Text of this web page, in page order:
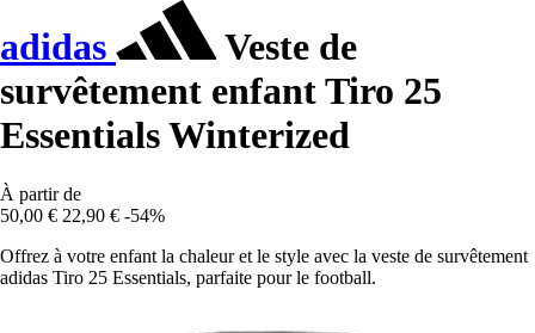
adidas
Veste de
survêtement enfant Tiro 25
Essentials Winterized
À partir de
50,00 € 22,90 € -54%
Offrez à votre enfant la chaleur et le style avec la veste de survêtement
adidas Tiro 25 Essentials, parfaite pour le football.